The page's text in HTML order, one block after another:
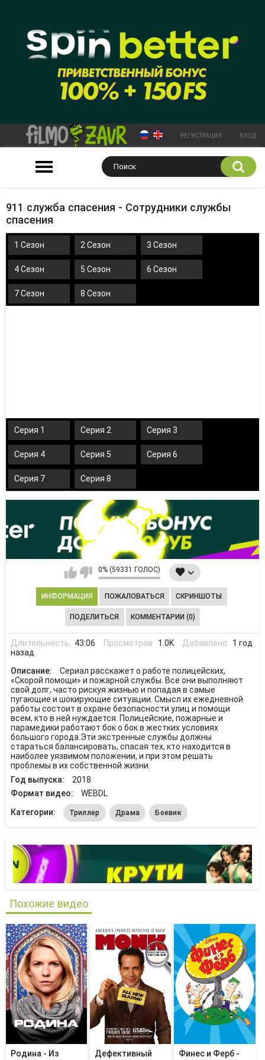
РЕГИСТРАЦИЯ ВХОД
911 служба спасения - Сотрудники службы
спасения
1 Сезон 2 Сезон 3 Сезон
4 Сезон 5 Сезон 6 Сезон
7 Сезон 8 Сезон
Серия 1 Серия 2 Серия 3
Серия 4 Серия 5 Серия 6
Серия 7 Серия 8
0% (59331 ГОЛОС)
ИНФОРМАЦИЯ ПОЖАЛОВАТЬСЯ СКРИНШОТЫ
ПОДЕЛИТЬСЯ КОММЕНТАРИИ (0)
Длительность: 43:06 Просмотров: 1.0K Добавлено: 1 год
назад
Описание:
Сериал расскажет о работе полицейских,
«Скорой помощи» и пожарной службы. Все они выполняют
свой долг, часто рискуя жизнью и попадая в самые
пугающие и шокирующие ситуации. Смысл их ежедневной
работы состоит в охране безопасности улиц и помощи
всем, кто в ней нуждается. Полицейские, пожарные и
парамедики работают бок о бок в жестких условиях
большого города.Эти экстренные службы должны
стараться балансировать, спасая тех, кто находится в
наиболее уязвимом положении, и при этом решать
проблемы в их собственной жизни.
Год выпуска:
2018
Формат видео:
WEBDL
Категории:
Триллер Драма Боевик
Похожие видео
Родина - Из
Дефективный
Финес и Ферб -